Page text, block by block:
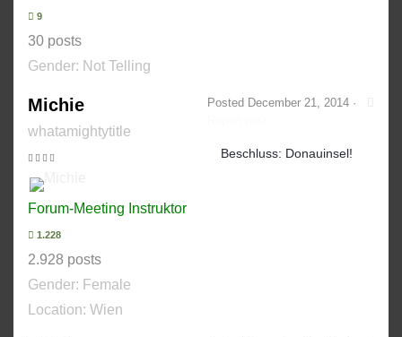
9
30 posts
Gender: Not Telling
Michie
whatamightytitle
Forum-Meeting Instruktor
1.228
2.928 posts
Gender: Female
Location: Wien
Posted December 21, 2014 ·
Beschluss: Donauinsel!